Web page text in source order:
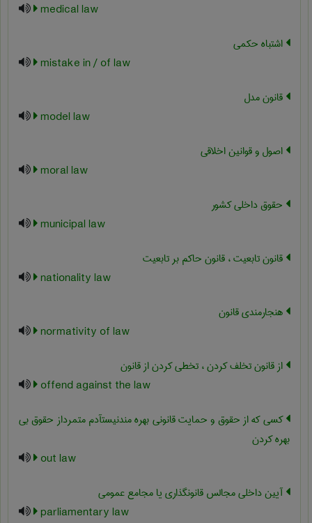
medical law
اشتباه حکمی
mistake in / of law
قانون مدل
model law
اصول و قوانین اخلاقی
moral law
حقوق داخلی کشور
municipal law
قانون تابعیت ، قانون حاکم بر تابعیت
nationality law
هنجارمندی قانون
normativity of law
از قانون تخلف کردن ، تخطی کردن از قانون
offend against the law
کسی که از حقوق و حمایت قانونی بهره مندنیستآدم متمرداز حقوق بی
بهره کردن
out law
آیین داخلی مجالس قانونگذاری یا مجامع عمومی
parliamentary law